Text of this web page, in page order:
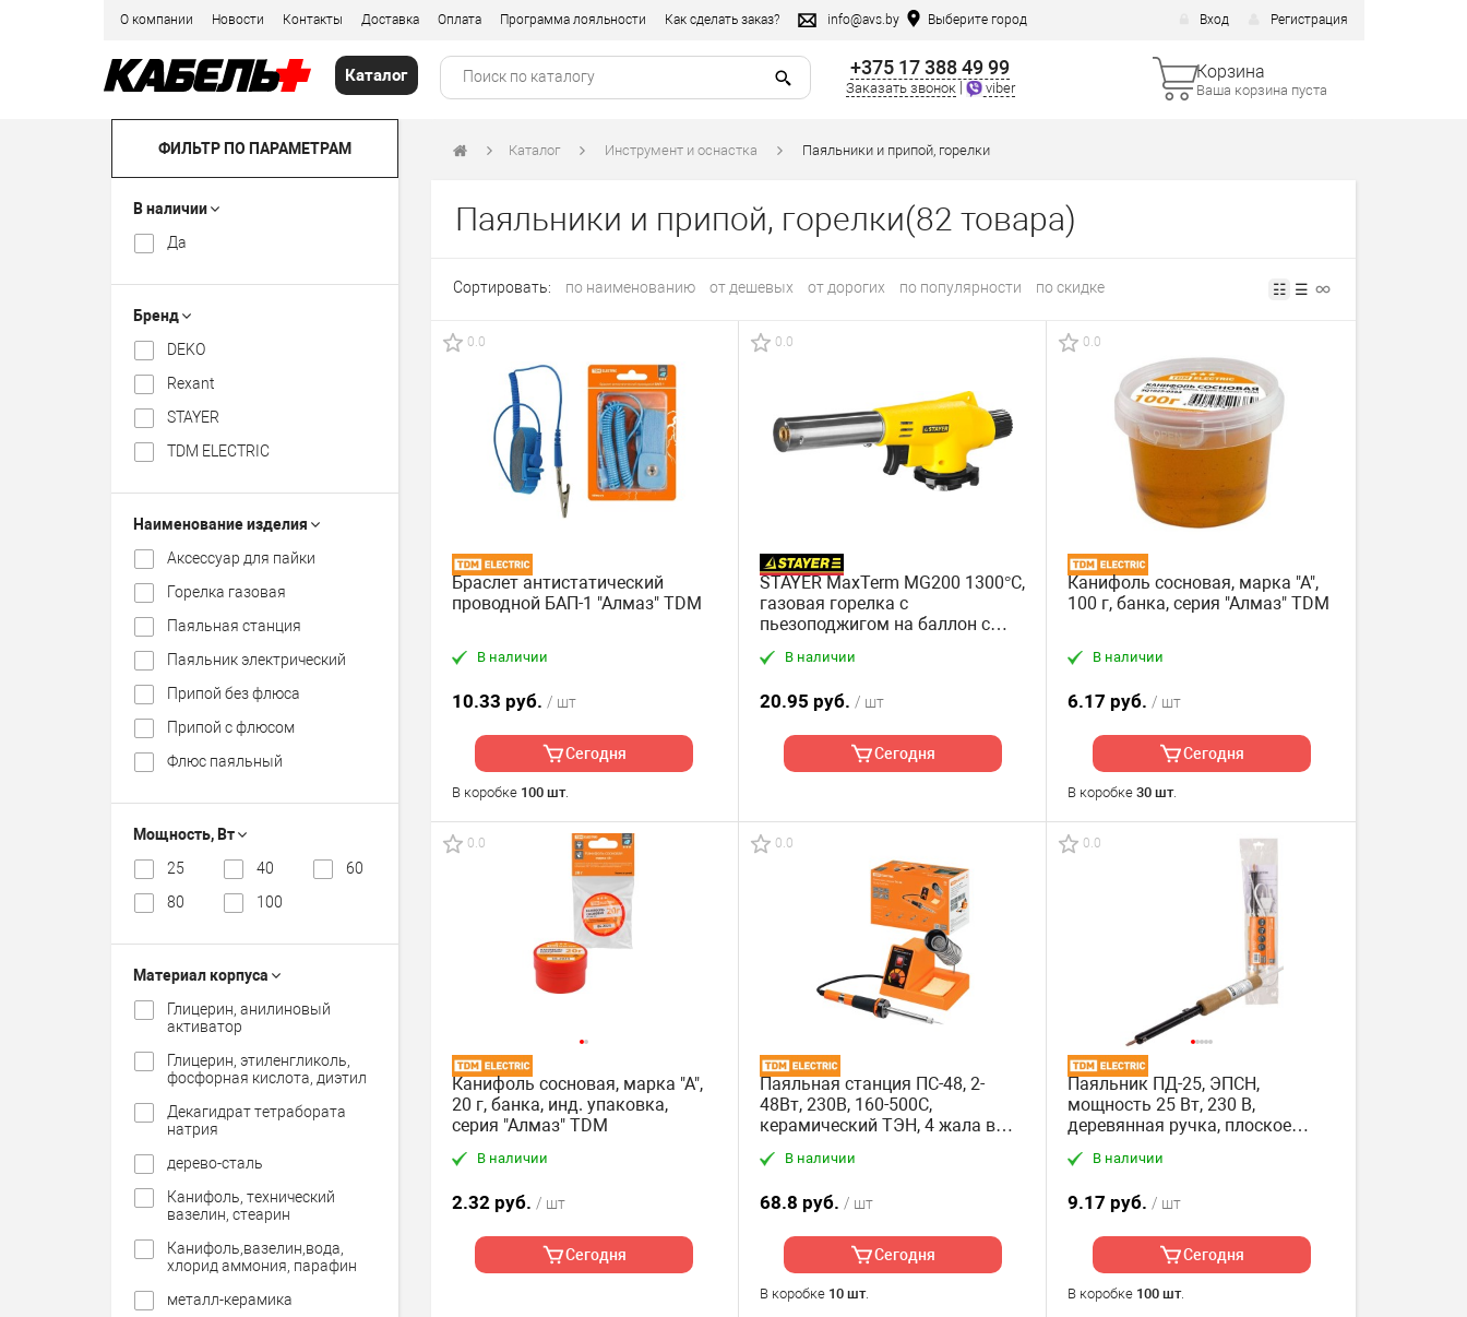
О компании Новости Контакты Доставка Оплата Программа лояльности Как сделать заказ? info@avs.by Выберите город Вход Регистрация
Каталог +375 17 388 49 99
Заказать звонок viber
Корзина
Ваша корзина пуста
ФИЛЬТР ПО ПАРАМЕТРАМ
В наличии
Да
Бренд
DEKO
Rexant
STAYER
TDM ELECTRIC
Наименование изделия
Аксессуар для пайки
Горелка газовая
Паяльная станция
Паяльник электрический
Припой без флюса
Припой с флюсом
Флюс паяльный
Мощность, Вт
25
40
60
80
100
Материал корпуса
Глицерин, анилиновый
активатор
Глицерин, этиленгликоль,
фосфорная кислота, диэтил
Декагидрат тетрабората
натрия
дерево-сталь
Канифоль, технический
вазелин, стеарин
Канифоль,вазелин,вода,
хлорид аммония, парафин
металл-керамика
Каталог Инструмент и оснастка Паяльники и припой, горелки
Паяльники и припой, горелки(82 товара)
Сортировать: по наименованию от дешевых от дорогих по популярности по скидке ☷ ☰
0.0
Браслет антистатический
проводной БАП-1 "Алмаз" TDM
В наличии
10.33 руб. / шт
Сегодня
В коробке 100 шт.
0.0
STAYER MaxTerm MG200 1300°С,
газовая горелка с
пьезоподжигом на баллон с
В наличии
20.95 руб. / шт
Сегодня
0.0
Канифоль сосновая, марка "А",
100 г, банка, серия "Алмаз" TDM
В наличии
6.17 руб. / шт
Сегодня
В коробке30 шт.
0.0
Канифоль сосновая, марка "А",
20 г, банка, инд. упаковка,
серия "Алмаз" TDM
В наличии
2.32 руб. / шт
Сегодня
0.0
Паяльная станция ПС-48, 2-
48Вт, 230В, 160-500С,
керамический ТЭН, 4 жала в
В наличии
68.8 руб. / шт
Сегодня
В коробке 10 шт.
0.0
Паяльник ПД-25, ЭПСН,
мощность 25 Вт, 230 В,
деревянная ручка, плоское
В наличии
9.17 руб. / шт
Сегодня
В коробке 100 шт.